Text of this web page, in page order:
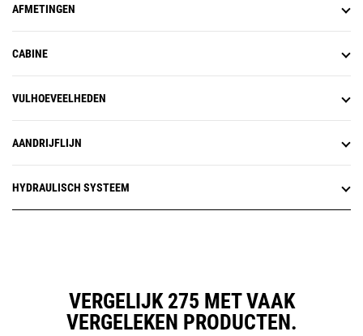
AFMETINGEN
CABINE
VULHOEVEELHEDEN
AANDRIJFLIJN
HYDRAULISCH SYSTEEM
VERGELIJK 275 MET VAAK
VERGELEKEN PRODUCTEN.